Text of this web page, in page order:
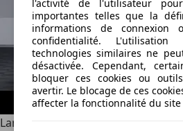
Land Rover Defender
l'activité de l'utilisateur
importantes telles que la
informations de connexion
confidentialité.
technologies similaires ne
désactivée. Cependant,
bloquer ces cookies ou
avertir. Le blocage de ces
affecter la fonctionnalité du site